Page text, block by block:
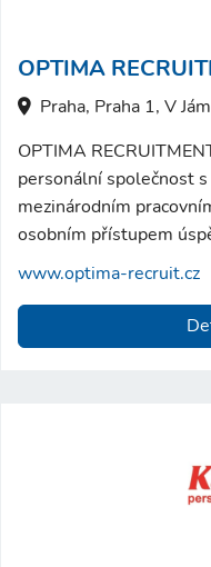
OPTIMA
Praha, Praha 1, V
OPTIMA
personální společnost
mezinárodním
osobním přístupem
www.optima-recruit.cz